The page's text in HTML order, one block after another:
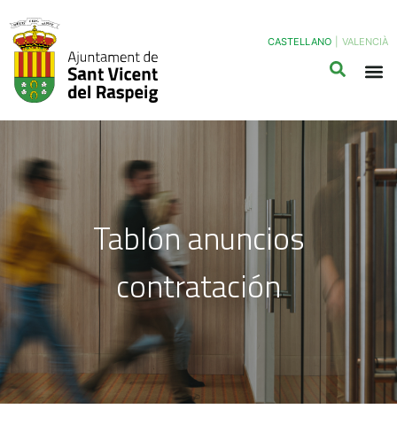
CASTELLANO VALENCIÀ
Tablón anuncios
contratación